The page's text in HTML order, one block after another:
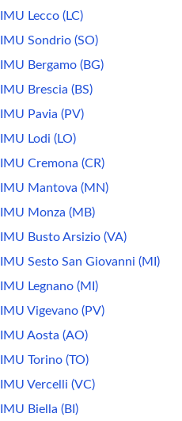
IMU Lecco (LC)
IMU Sondrio (SO)
IMU Bergamo (BG)
IMU Brescia (BS)
IMU Pavia (PV)
IMU Lodi (LO)
IMU Cremona (CR)
IMU Mantova (MN)
IMU Monza (MB)
IMU Busto Arsizio (VA)
IMU Sesto San Giovanni (MI)
IMU Legnano (MI)
IMU Vigevano (PV)
IMU Aosta (AO)
IMU Torino (TO)
IMU Vercelli (VC)
IMU Biella (BI)